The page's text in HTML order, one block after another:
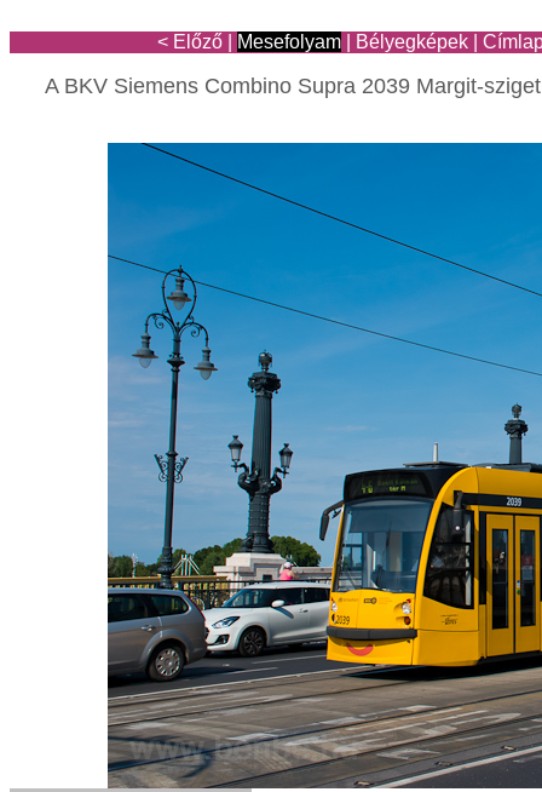
< Előző Mesefolyam Bélyegképek
A BKV Siemens Combino Supra 2039 Margit-